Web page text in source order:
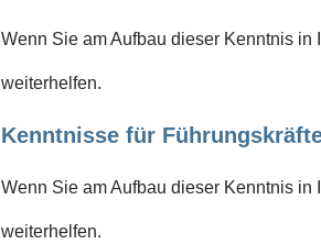
Wenn Sie am Aufbau dieser Kenntnis
weiterhelfen.
Kenntnisse für
Wenn Sie am Aufbau dieser Kenntnis
weiterhelfen.